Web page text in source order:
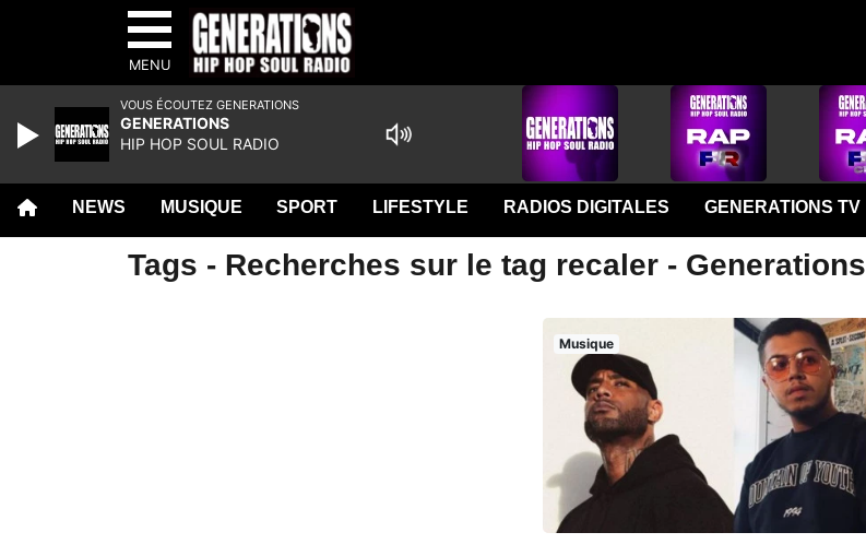
MENU
NEWS MUSIQUE SPORT LIFESTYLE RADIOS DIGITALES GENERATIONS TV
Tags - Recherches sur le tag recaler - Generations
Musique
VOUS ÉCOUTEZ GENERATIONS
GENERATIONS
HIP HOP SOUL RADIO